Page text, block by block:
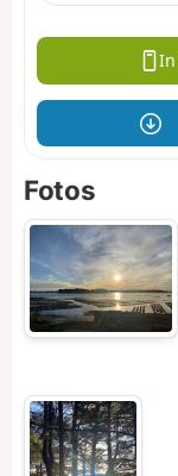
Fotos